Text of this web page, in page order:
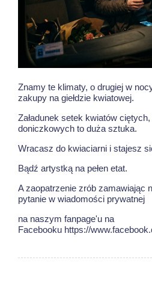
Znamy te klimaty, o drugiej w
zakupy na giełdzie kwiatowej.
Załadunek setek kwiatów
doniczkowych to duża sztuka.
Wracasz do kwiaciarni i stajesz
Bądź artystką na pełen etat.
A zaopatrzenie zrób zamawiając
pytanie w wiadomości prywatnej
na naszym fanpage'u na
Facebooku https://